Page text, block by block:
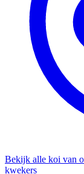
Bekijk alle koi van
kwekers